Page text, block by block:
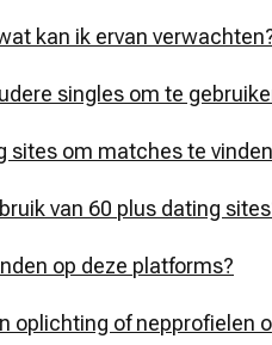
kan ik ervan
singles om te
sites om matches te
van 60 plus dating
op deze platforms?
oplichting of nepprofielen